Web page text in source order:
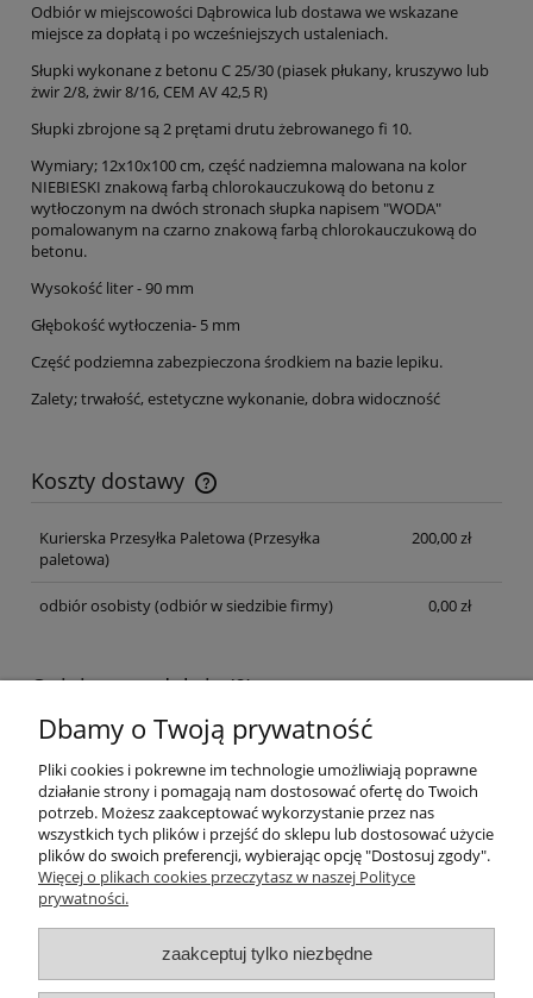
Odbiór w miejscowości Dąbrowica lub dostawa we wskazane
miejsce za dopłatą i po wcześniejszych ustaleniach.
Słupki wykonane z betonu C 25/30 (piasek płukany, kruszywo lub
żwir 2/8, żwir 8/16, CEM AV 42,5 R)
Słupki zbrojone są 2 prętami drutu żebrowanego fi 10.
Wymiary; 12x10x100 cm, część nadziemna malowana na kolor
NIEBIESKI znakową farbą chlorokauczukową do betonu z
wytłoczonym na dwóch stronach słupka napisem "WODA"
pomalowanym na czarno znakową farbą chlorokauczukową do
betonu.
Wysokość liter - 90 mm
Głębokość wytłoczenia- 5 mm
Część podziemna zabezpieczona środkiem na bazie lepiku.
Zalety; trwałość, estetyczne wykonanie, dobra widoczność
Koszty dostawy
Cena nie zawiera ewentualnych kosztów płatności
Kurierska Przesyłka Paletowa (Przesyłka
paletowa)
200,00 zł
odbiór osobisty(odbiór w siedzibie firmy) 0,00 zł
Opinie o produkcie (0)
Wyświetlane są wszystkie opinie (pozytywne i negatywne). Nie
weryfikujemy, czy pochodzą one od klientów, którzy kupili dany
produkt.
Pomoc
Moje konto
Płatności i dostawa
Dbamy o Twoją prywatność
Pliki cookies i pokrewne im technologie umożliwiają poprawne
działanie strony i pomagają nam dostosować ofertę do Twoich
potrzeb. Możesz zaakceptować wykorzystanie przez nas
wszystkich tych plików i przejść do sklepu lub dostosować użycie
plików do swoich preferencji, wybierając opcję "Dostosuj zgody".
Więcej o plikach cookies przeczytasz w naszej Polityce
prywatności.
zaakceptuj tylko niezbędne